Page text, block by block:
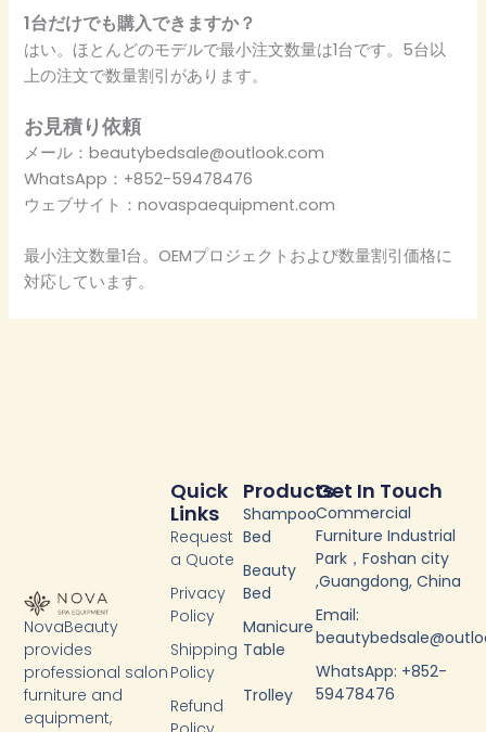
1台だけでも購入できますか？
はい。ほとんどのモデルで最小注文数量は1台です。5台以
上の注文で数量割引があります。
お見積り依頼
メール：beautybedsale@outlook.com
WhatsApp：+852-59478476
ウェブサイト：novaspaequipment.com
最小注文数量1台。OEMプロジェクトおよび数量割引価格に
対応しています。
NovaBeauty
provides
professional salon
furniture and
equipment,
Products
Shampoo
Bed
Beauty
Bed
Manicure
Table
Trolley
Quick
Links
Request
a Quote
Privacy
Policy
Shipping
Policy
Refund
Get In Touch
Commercial
Furniture Industrial
Park，Foshan city
,Guangdong, China
Email:
WhatsApp: +852-
59478476